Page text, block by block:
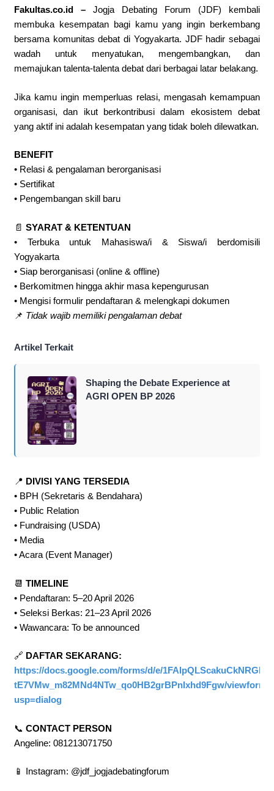
Fakultas.co.id – Jogja Debating Forum (JDF) kembali
membuka kesempatan bagi kamu yang ingin berkembang
bersama komunitas debat di Yogyakarta. JDF hadir sebagai
wadah untuk menyatukan, mengembangkan, dan
memajukan talenta-talenta debat dari berbagai latar belakang.
Jika kamu ingin memperluas relasi, mengasah kemampuan
organisasi, dan ikut berkontribusi dalam ekosistem debat
yang aktif ini adalah kesempatan yang tidak boleh dilewatkan.
BENEFIT
• Relasi & pengalaman berorganisasi
• Sertifikat
• Pengembangan skill baru
📄 SYARAT & KETENTUAN
• Terbuka untuk Mahasiswa/i & Siswa/i berdomisili
Yogyakarta
• Siap berorganisasi (online & offline)
• Berkomitmen hingga akhir masa kepengurusan
• Mengisi formulir pendaftaran & melengkapi dokumen
📌 Tidak wajib memiliki pengalaman debat
Artikel Terkait
Shaping the Debate Experience at
AGRI OPEN BP 2026
📍 DIVISI YANG TERSEDIA
• BPH (Sekretaris & Bendahara)
• Public Relation
• Fundraising (USDA)
• Media
• Acara (Event Manager)
📆 TIMELINE
• Pendaftaran: 5–20 April 2026
• Seleksi Berkas: 21–23 April 2026
• Wawancara: To be announced
🔗 DAFTAR SEKARANG:
https://docs.google.com/forms/d/e/1FAIpQLScakuCkNRGL-
tE7VMw_m82MNd4NTw_qo0HB2grBPnIxhd9Fgw/viewform?
usp=dialog
📞 CONTACT PERSON
Angeline: 081213071750
📱 Instagram: @jdf_jogjadebatingforum